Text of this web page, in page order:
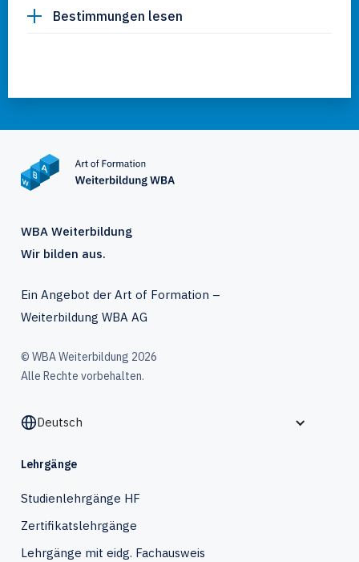
Bestimmungen lesen
WBA Weiterbildung
Wir bilden aus.
Ein Angebot der Art of Formation –
Weiterbildung WBA AG
© WBA Weiterbildung 2026
Alle Rechte vorbehalten.
Deutsch
Lehrgänge
Studienlehrgänge HF
Zertifikatslehrgänge
Lehrgänge mit eidg. Fachausweis